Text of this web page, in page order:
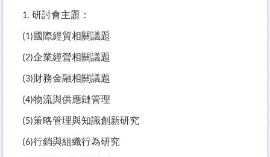
1. 研討會主題：
(1)國際經貿相關議題
(2)企業經營相關議題
(3)財務金融相關議題
(4)物流與供應鏈管理
(5)策略管理與知識創新研究
(6)行銷與組織行為研究